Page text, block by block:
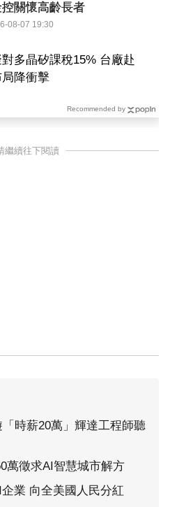
關懷高齡長者
08-07 19:30
多晶矽課稅15% 台廠赴
局降衝擊
Recommended by
繼續往下閱讀
時薪20萬」輝達工程師聽
萬徵求AI智慧城市解方
業 向全美國人民分紅